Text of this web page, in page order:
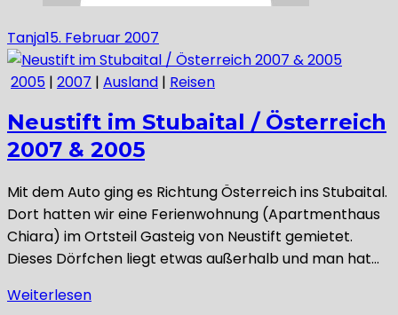
Tanja15. Februar 2007
2005 | 2007 | Ausland | Reisen
Neustift im Stubaital / Österreich
2007 & 2005
Mit dem Auto ging es Richtung Österreich ins Stubaital.
Dort hatten wir eine Ferienwohnung (Apartmenthaus
Chiara) im Ortsteil Gasteig von Neustift gemietet.
Dieses Dörfchen liegt etwas außerhalb und man hat…
Weiterlesen